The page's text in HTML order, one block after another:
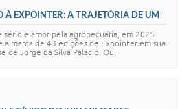
À EXPOINTER: A TRAJETÓRIA DE UM
sério e amor pela agropecuária, em 2025
a marca de 43 edições de Expointer em sua
de Jorge da Silva Palacio. Ou,